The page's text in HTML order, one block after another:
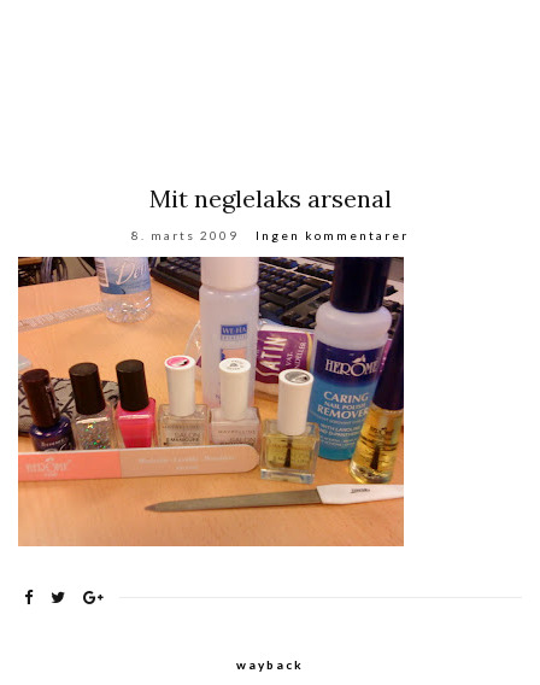
Mit neglelaks arsenal
8. marts 2009 Ingen kommentarer
wayback